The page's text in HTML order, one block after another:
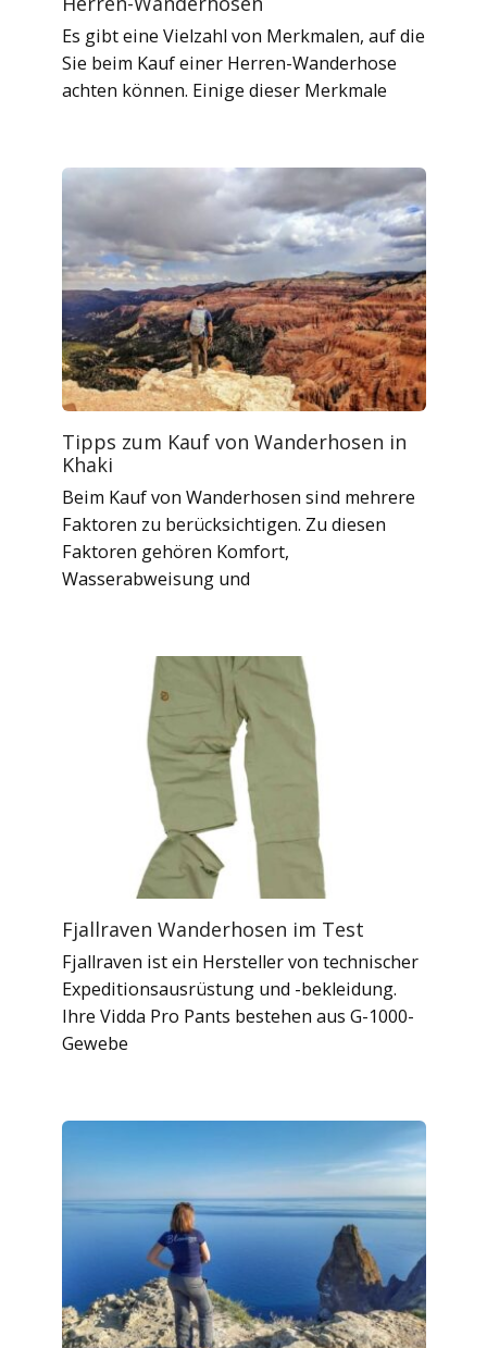
Es gibt eine Vielzahl von Merkmalen, auf die
Sie beim Kauf einer Herren-Wanderhose
achten können. Einige dieser Merkmale
Tipps zum Kauf von Wanderhosen in
Khaki
Beim Kauf von Wanderhosen sind mehrere
Faktoren zu berücksichtigen. Zu diesen
Faktoren gehören Komfort,
Wasserabweisung und
Fjallraven Wanderhosen im Test
Fjallraven ist ein Hersteller von technischer
Expeditionsausrüstung und -bekleidung.
Ihre Vidda Pro Pants bestehen aus G-1000-
Gewebe